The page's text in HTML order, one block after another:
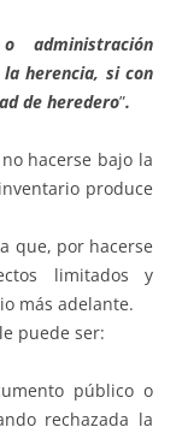
administración
herencia, si con
de heredero”.
hacerse bajo la
produce
que, por hacerse
limitados y
más adelante.
puede ser:
público o
rechazada la